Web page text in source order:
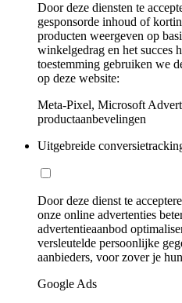
Door deze diensten te
gesponsorde inhoud of
producten weergeven op
winkelgedrag en het succes
toestemming gebruiken we
op deze website:
Meta-Pixel, Microsoft
productaanbevelingen
Uitgebreide
Door deze dienst te
onze online advertenties
advertentieaanbod
versleutelde persoonlijke
aanbieders, voor zover je
Google Ads